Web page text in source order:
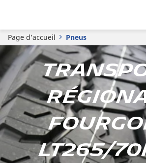
Page d’accueil Pneus
LT265/